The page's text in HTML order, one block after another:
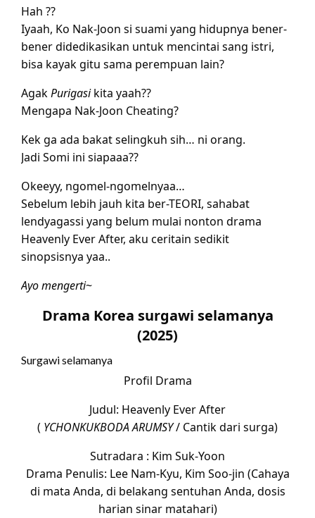
Hah ??
Iyaah, Ko Nak-Joon si suami yang hidupnya bener-
bener didedikasikan untuk mencintai sang istri,
bisa kayak gitu sama perempuan lain?
AgakPurigasikita yaah??
Mengapa Nak-Joon Cheating?
Kek ga ada bakat selingkuh sih… ni orang.
Jadi Somi ini siapaaa??
Okeeyy, ngomel-ngomelnyaa…
Sebelum lebih jauh kita ber-TEORI, sahabat
lendyagassi yang belum mulai nonton drama
Heavenly Ever After, aku ceritain sedikit
sinopsisnya yaa..
Ayo mengerti~
Drama Korea surgawi selamanya
(2025)
Surgawi selamanya
Profil Drama
Judul: Heavenly Ever After
( YCHONKUKBODA ARUMSY/ Cantik dari surga)
Sutradara : Kim Suk-Yoon
Drama Penulis: Lee Nam-Kyu, Kim Soo-jin (Cahaya
di mata Anda, di belakang sentuhan Anda, dosis
harian sinar matahari)